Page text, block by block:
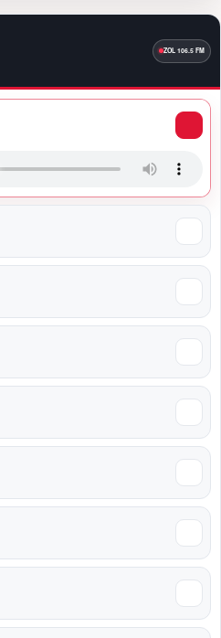
Dominicana celebró su quinta
Nacional
viaja a Colombia para participar